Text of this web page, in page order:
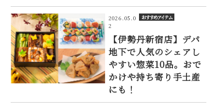
2026.05.0
2
おすすめアイテム
【伊勢丹新宿店】デパ
地下で人気のシェアし
やすい惣菜10品。おで
かけや持ち寄り手土産
にも！